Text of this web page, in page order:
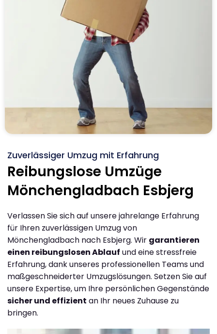
Zuverlässiger Umzug mit Erfahrung
Reibungslose Umzüge
Mönchengladbach Esbjerg
Verlassen Sie sich auf unsere jahrelange Erfahrung
für Ihren zuverlässigen Umzug von
Mönchengladbach nach Esbjerg. Wir garantieren
einen reibungslosen Ablauf und eine stressfreie
Erfahrung, dank unseres professionellen Teams und
maßgeschneiderter Umzugslösungen. Setzen Sie auf
unsere Expertise, um Ihre persönlichen Gegenstände
sicher und effizient an Ihr neues Zuhause zu
bringen.